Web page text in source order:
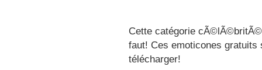
Cette catégorie
faut! Ces emoticones
télécharger!